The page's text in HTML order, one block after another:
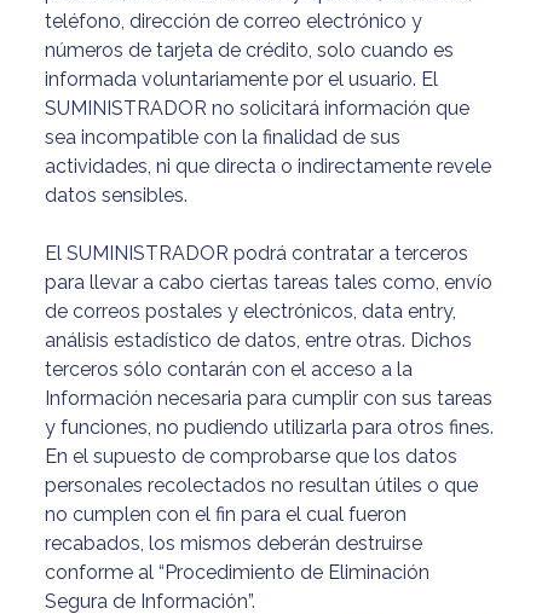
teléfono, dirección de correo electrónico y
números de tarjeta de crédito, solo cuando es
informada voluntariamente por el usuario. El
SUMINISTRADOR no solicitará información que
sea incompatible con la finalidad de sus
actividades, ni que directa o indirectamente revele
datos sensibles.
El SUMINISTRADOR podrá contratar a terceros
para llevar a cabo ciertas tareas tales como, envío
de correos postales y electrónicos, data entry,
análisis estadístico de datos, entre otras. Dichos
terceros sólo contarán con el acceso a la
Información necesaria para cumplir con sus tareas
y funciones, no pudiendo utilizarla para otros fines.
En el supuesto de comprobarse que los datos
personales recolectados no resultan útiles o que
no cumplen con el fin para el cual fueron
recabados, los mismos deberán destruirse
conforme al “Procedimiento de Eliminación
Segura de Información”.